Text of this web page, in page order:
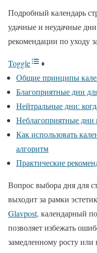
Подробный календарь
удачные и неудачные
рекомендации по уходу
Toggle
Общие принципы
Благоприятные дни
Нейтральные дни:
Неблагоприятные
Как использовать
алгоритм
Практические
Вопрос выбора дня для
выходит за рамки
Glavpost, календарный
позволяет избежать
замедленному росту или